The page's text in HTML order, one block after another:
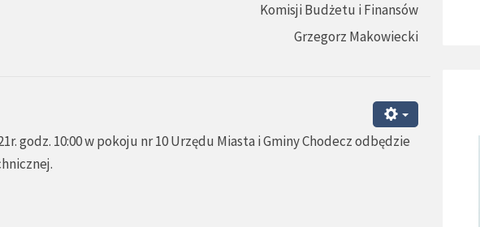
Komisji Budżetu i Finansów
Grzegorz Makowiecki
godz. 10:00 w pokoju nr 10 Urzędu Miasta i Gminy Chodecz odbędzie